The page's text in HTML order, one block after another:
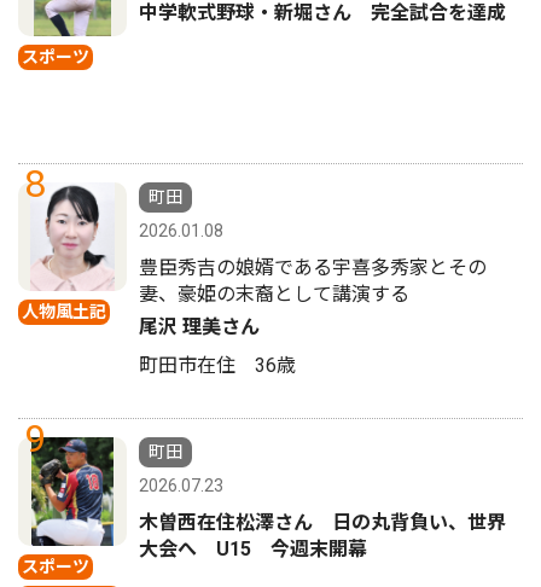
スポーツ
中学軟式野球・新堀さん 完全試合を達成
8
人物風土記
町田
2026.01.08
豊臣秀吉の娘婿である宇喜多秀家とその
妻、豪姫の末裔として講演する
尾沢 理美さん
町田市在住 36歳
9
スポーツ
町田
2026.07.23
木曽西在住松澤さん 日の丸背負い、世界
大会へ U15 今週末開幕